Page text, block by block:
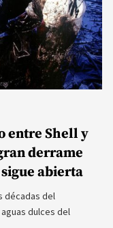
entre Shell y
derrame
abierta
décadas del
dulces del